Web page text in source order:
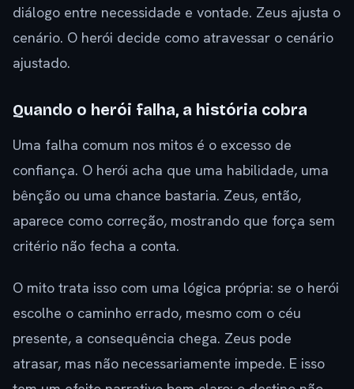
diálogo entre necessidade e vontade. Zeus ajusta o
cenário. O herói decide como atravessar o cenário
ajustado.
Quando o herói falha, a história cobra
Uma falha comum nos mitos é o excesso de
confiança. O herói acha que uma habilidade, uma
bênção ou uma chance bastaria. Zeus, então,
aparece como correção, mostrando que força sem
critério não fecha a conta.
O mito trata isso com uma lógica própria: se o herói
escolhe o caminho errado, mesmo com o céu
presente, a consequência chega. Zeus pode
atrasar, mas não necessariamente impede. E isso